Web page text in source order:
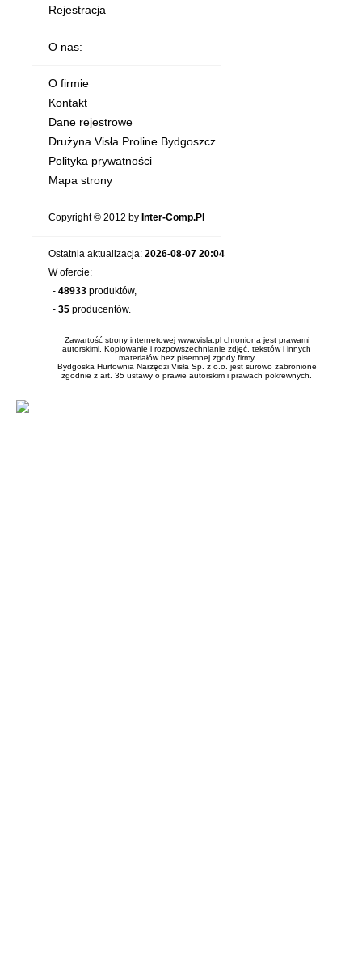
Rejestracja
O nas:
O firmie
Kontakt
Dane rejestrowe
Drużyna Visła Proline Bydgoszcz
Polityka prywatności
Mapa strony
Copyright © 2012 by Inter-Comp.Pl
Ostatnia aktualizacja: 2026-08-07 20:04
W ofercie:
- 48933 produktów,
- 35 producentów.
Zawartość strony internetowej www.visla.pl chroniona jest prawami
autorskimi. Kopiowanie i rozpowszechnianie zdjęć, tekstów i innych
materiałów bez pisemnej zgody firmy
Bydgoska Hurtownia Narzędzi Visła Sp. z o.o. jest surowo zabronione
zgodnie z art. 35 ustawy o prawie autorskim i prawach pokrewnych.